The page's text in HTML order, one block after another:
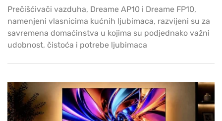
Prečišćivači vazduha, Dreame AP10 i Dreame FP10,
namenjeni vlasnicima kućnih ljubimaca, razvijeni su za
savremena domaćinstva u kojima su podjednako važni
udobnost, čistoća i potrebe ljubimaca